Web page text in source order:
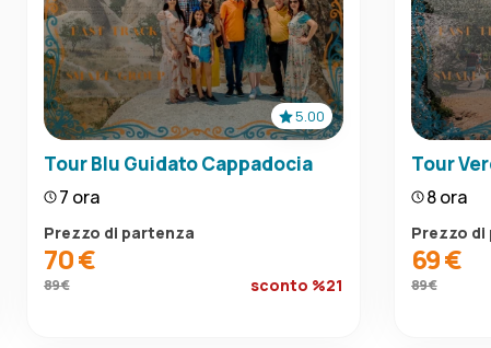
5.00
Tour Blu Guidato Cappadocia
7 ora
Prezzo di partenza
70 €
89 € sconto %21
Tour
8 ora
Prezzo
69 €
89 €